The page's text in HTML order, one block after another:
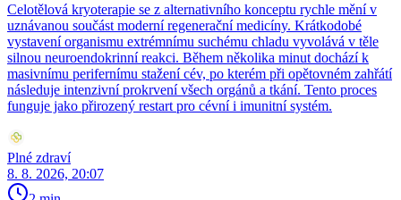
Celotělová kryoterapie se z alternativního konceptu rychle mění v
uznávanou součást moderní regenerační medicíny. Krátkodobé
vystavení organismu extrémnímu suchému chladu vyvolává v těle
silnou neuroendokrinní reakci. Během několika minut dochází k
masivnímu perifernímu stažení cév, po kterém při opětovném zahřátí
následuje intenzivní prokrvení všech orgánů a tkání. Tento proces
funguje jako přirozený restart pro cévní i imunitní systém.
Plné zdraví
8. 8. 2026, 20:07